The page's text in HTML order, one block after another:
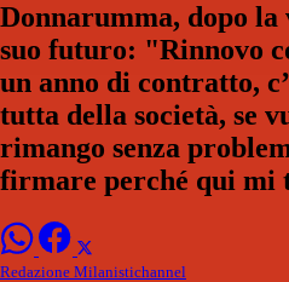
Donnarumma, dopo
suo futuro: "Rinnovo
un anno di contratto,
tutta della società, se
rimango senza
firmare perché qui mi
Redazione Milanistichannel